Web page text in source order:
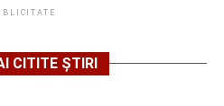
CITITE ȘTIRI